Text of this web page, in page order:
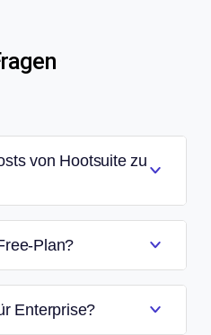
von Hootsuite zu
Plan?
Enterprise?